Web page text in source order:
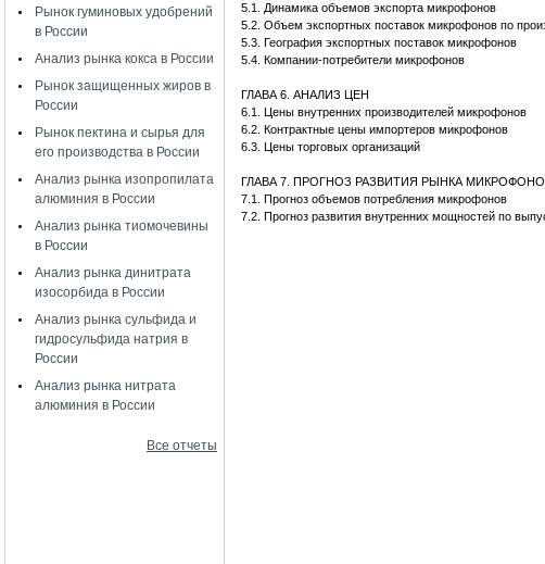
Рынок гуминовых удобрений
в России
Анализ рынка кокса в России
Рынок защищенных жиров в
России
Рынок пектина и сырья для
его производства в России
Анализ рынка изопропилата
алюминия в России
Анализ рынка тиомочевины
в России
Анализ рынка динитрата
изосорбида в России
Анализ рынка сульфида и
гидросульфида натрия в
России
Анализ рынка нитрата
алюминия в России
Все отчеты
5.1. Динамика объемов экспорта микрофонов
5.2. Объем экспортных поставок микрофонов по
5.3. География экспортных поставок микрофонов
5.4. Компании-потребители микрофонов
ГЛАВА 6. АНАЛИЗ ЦЕН
6.1. Цены внутренних производителей микрофонов
6.2. Контрактные цены импортеров микрофонов
6.3. Цены торговых организаций
ГЛАВА 7. ПРОГНОЗ РАЗВИТИЯ РЫНКА
7.1. Прогноз объемов потребления микрофонов
7.2. Прогноз развития внутренних мощностей по